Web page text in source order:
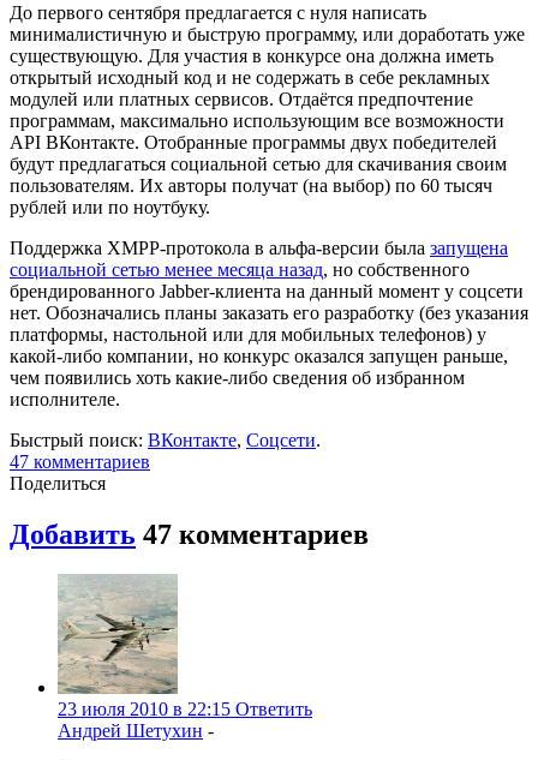
До первого сентября предлагается с нуля написать
минималистичную и быструю программу, или доработать уже
существующую. Для участия в конкурсе она должна иметь
открытый исходный код и не содержать в себе рекламных
модулей или платных сервисов. Отдаётся предпочтение
программам, максимально использующим все возможности
API ВКонтакте. Отобранные программы двух победителей
будут предлагаться социальной сетью для скачивания своим
пользователям. Их авторы получат (на выбор) по 60 тысяч
рублей или по ноутбуку.
Поддержка XMPP-протокола в альфа-версии была запущена
социальной сетью менее месяца назад, но собственного
брендированного Jabber-клиента на данный момент у соцсети
нет. Обозначались планы заказать его разработку (без указания
платформы, настольной или для мобильных телефонов) у
какой-либо компании, но конкурс оказался запущен раньше,
чем появились хоть какие-либо сведения об избранном
исполнителе.
Быстрый поиск: ВКонтакте, Соцсети.
47 комментариев
Поделиться
Добавить 47 комментариев
23 июля 2010 в 22:15 Ответить
Андрей Шетухин -